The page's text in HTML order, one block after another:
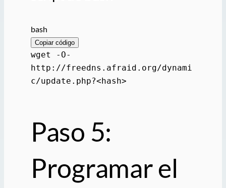
bash
Copiar código
wget -O-
http://freedns.afraid.org/dynami
c/update.php?< hash>
Paso 5:
Programar el